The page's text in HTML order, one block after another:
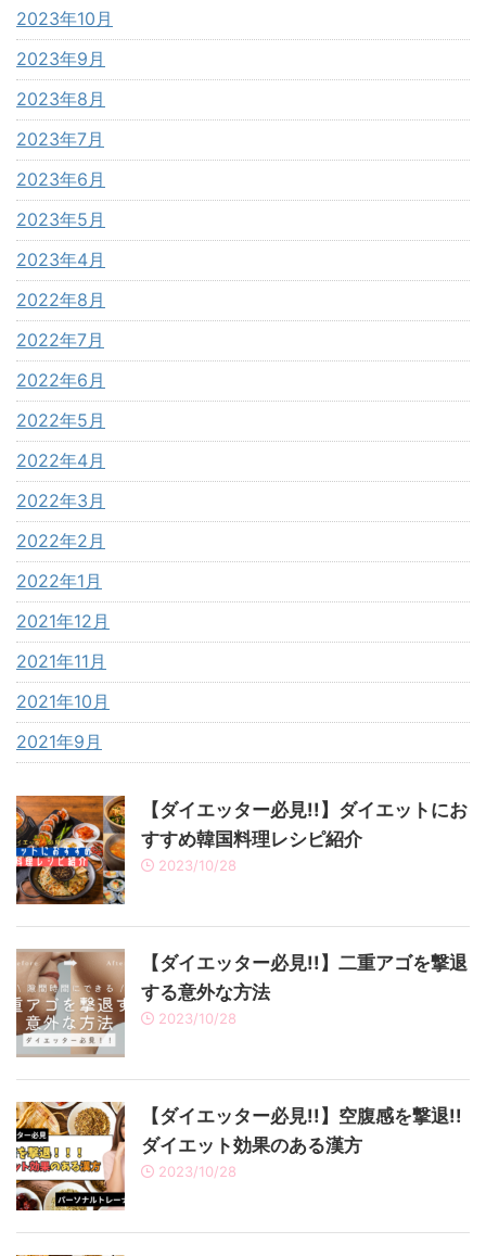
2023年10月
2023年9月
2023年8月
2023年7月
2023年6月
2023年5月
2023年4月
2022年8月
2022年7月
2022年6月
2022年5月
2022年4月
2022年3月
2022年2月
2022年1月
2021年12月
2021年11月
2021年10月
2021年9月
【ダイエッター必見!!】ダイエットにお
すすめ韓国料理レシピ紹介
2023/10/28
【ダイエッター必見!!】二重アゴを撃退
する意外な方法
2023/10/28
【ダイエッター必見!!】空腹感を撃退!!
ダイエット効果のある漢方
2023/10/28